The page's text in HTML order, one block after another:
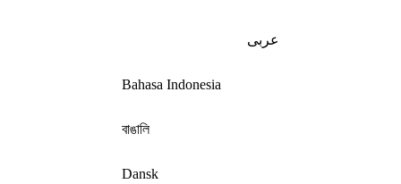
عربى
Bahasa Indonesia
বাঙালি
Dansk